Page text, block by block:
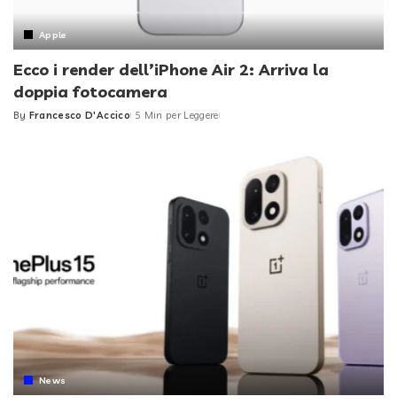
Apple
Ecco i render dell’iPhone Air 2: Arriva la
doppia fotocamera
Posted
By Francesco D'Accico 5 Min per Leggere
News